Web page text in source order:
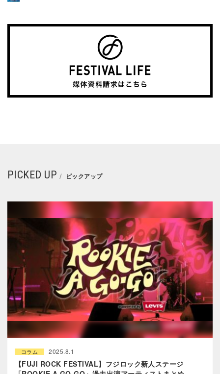
PICKED UP ピックアップ
コラム 2025.8.1
【FUJI ROCK FESTIVAL】フジロック新人ステージ